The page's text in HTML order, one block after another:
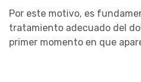
Por este motivo, es
tratamiento adecuado del
primer momento en que